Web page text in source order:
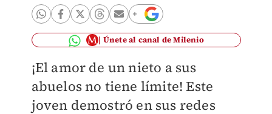
Únete al canal de Milenio
¡El amor de un nieto a sus
abuelos no tiene límite! Este
joven demostró en sus redes